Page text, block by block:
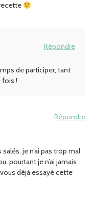
Répondre
de participer, tant
fois !
Répondre
je n’ai pas trop mal
pourtant je n’ai jamais
déjà essayé cette